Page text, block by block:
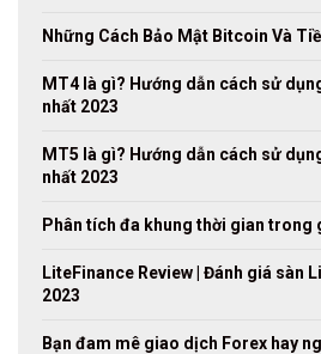
Những Cách Bảo Mật Bitcoin Và
MT4 là gì? Hướng dẫn cách sử
nhất 2023
MT5 là gì? Hướng dẫn cách sử
nhất 2023
Phân tích đa khung thời gian trong
LiteFinance Review | Đánh giá sàn
2023
Bạn đam mê giao dịch Forex hay